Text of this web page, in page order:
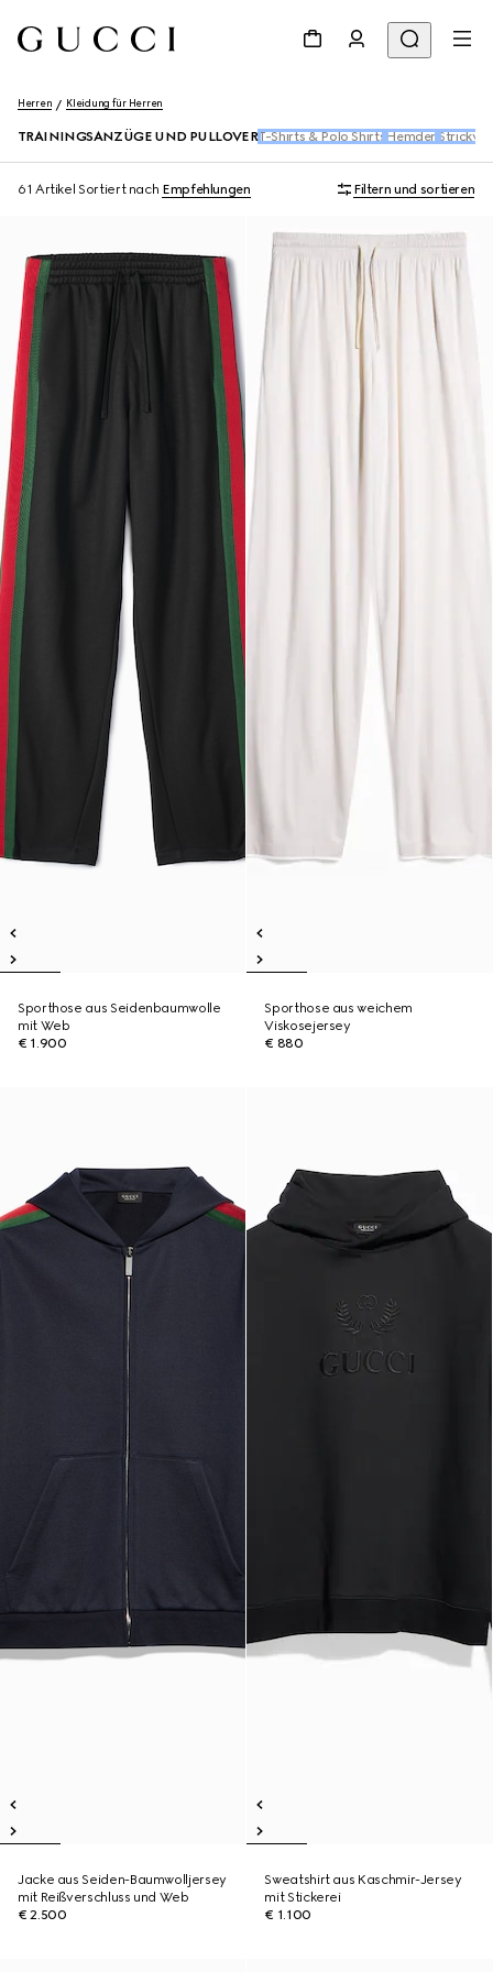
Herren Kleidung für Herren
TRAININGSANZÜGE UND PULLOVERT-Shirts & Polo Shirts Hemden
61 Artikel Sortiert nach Empfehlungen Filtern und sortieren
Sporthose aus Seidenbaumwolle
mit Web
€ 1.900
Sporthose aus weichem
Viskosejersey
€ 880
Jacke aus Seiden-Baumwolljersey
mit Reißverschluss und Web
€ 2.500
Sweatshirt aus Kaschmir-Jersey
mit Stickerei
€ 1.100